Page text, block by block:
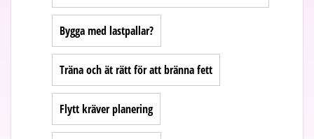
Bygga med lastpallar?
Träna och ät rätt för att bränna fett
Flytt kräver planering